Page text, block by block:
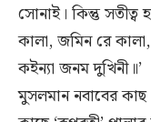
সোনাই। কিন্তু
কালা, জমিন রে
কইন্যা জনম দুখিনী॥’
মুসলমান নবাবের